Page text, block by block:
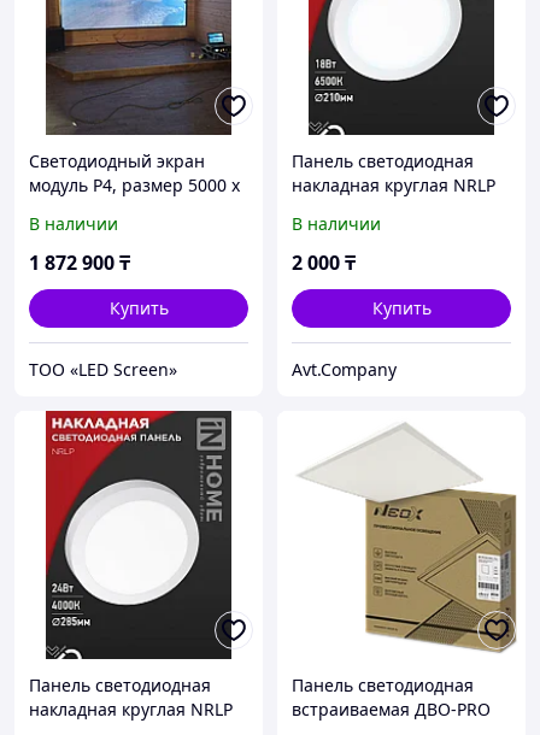
Светодиодный экран
модуль P4, размер 5000 x
В наличии
1 872 900₸
Купить
ТОО «LED Screen»
Панель светодиодная
накладная круглая NRLP
210мм белая IP40 IN
HOME
В наличии
2 000₸
Купить
Avt.Company
Панель светодиодная
накладная круглая NRLP
Панель светодиодная
встраиваемая ДВО-PRO